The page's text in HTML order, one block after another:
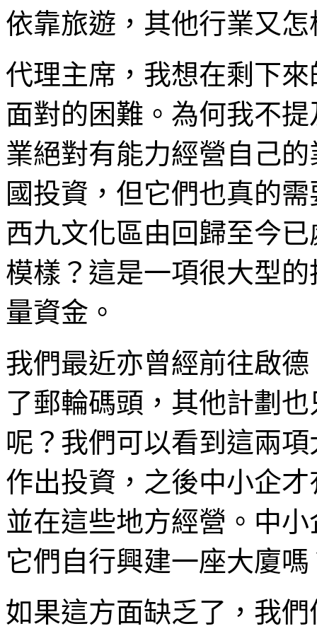
依靠旅遊，其他行業又
代理主席，我想在剩下
面對的困難。為何我不
業絕對有能力經營自己
國投資，但它們也真的
西九文化區由回歸至今
模樣？這是一項很大型
量資金。
我們最近亦曾經前往啟
了郵輪碼頭，其他計劃
呢？我們可以看到這兩
作出投資，之後中小企
並在這些地方經營。中
它們自行興建一座大廈
如果這方面缺乏了，我